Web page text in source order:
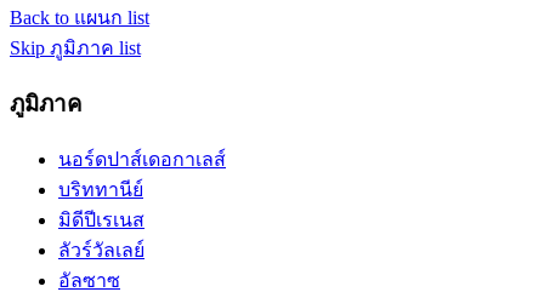
Back to แผนก list
Skip ภูมิภาค list
ภูมิภาค
นอร์ดปาส์เดอกาเลส์
บริททานีย์
มิดีปีเรเนส
ลัวร์วัลเลย์
อัลซาซ